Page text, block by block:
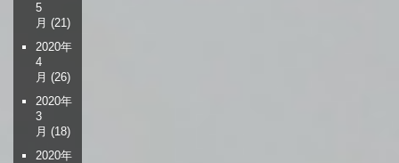
5
月 (21)
2020年
4
月 (26)
2020年
3
月 (18)
2020年